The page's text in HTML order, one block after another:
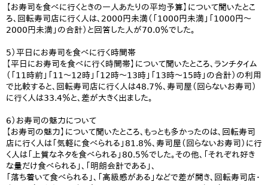
【お寿司を食べに行くときの一人あたりの平均予算】について聞いたとこ
ろ、回転寿司店に行く人は、2000円未満（「1000円未満」「1000円～
2000円未満」の合計）と回答した人が70.0％でした。
5）平日にお寿司を食べに行く時間帯
【平日にお寿司を食べに行く時間帯】について聞いたところ、ランチタイム
（「11時前」「11～12時」「12時～13時」「13時～15時」の合計）の利用
で比較すると、回転寿司店に行く人は48.7％、寿司屋（回らないお寿司）
に行く人は33.4％と、差が大きく出ました。
6）お寿司の魅力について
【お寿司の魅力】について聞いたところ、もっとも多かったのは、回転寿司
店に行く人は「気軽に食べられる」81.8％、寿司屋（回らないお寿司）に行
く人は「上質なネタを食べられる」80.5％でした。その他、「それぞれ好き
な量だけ食べられる」、「明朗会計である」、
「落ち着いて食べられる」、「高級感がある」などで差が開き、回転寿司店・